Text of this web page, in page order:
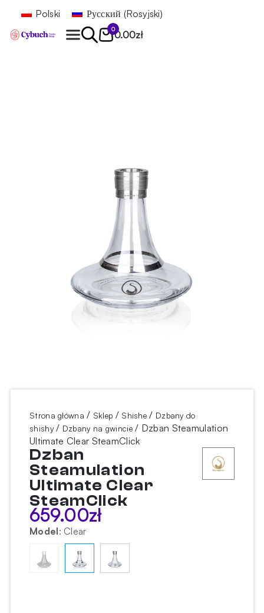
Polski Русский (Rosyjski)
0
0.00zł
Strona główna / Sklep / Shishe / Dzbany do
shishy/ Dzbany na gwincie/ Dzban Steamulation
Ultimate Clear SteamClick
Dzban
Steamulation
Ultimate Clear
SteamClick
659.00zł
Model: Clear